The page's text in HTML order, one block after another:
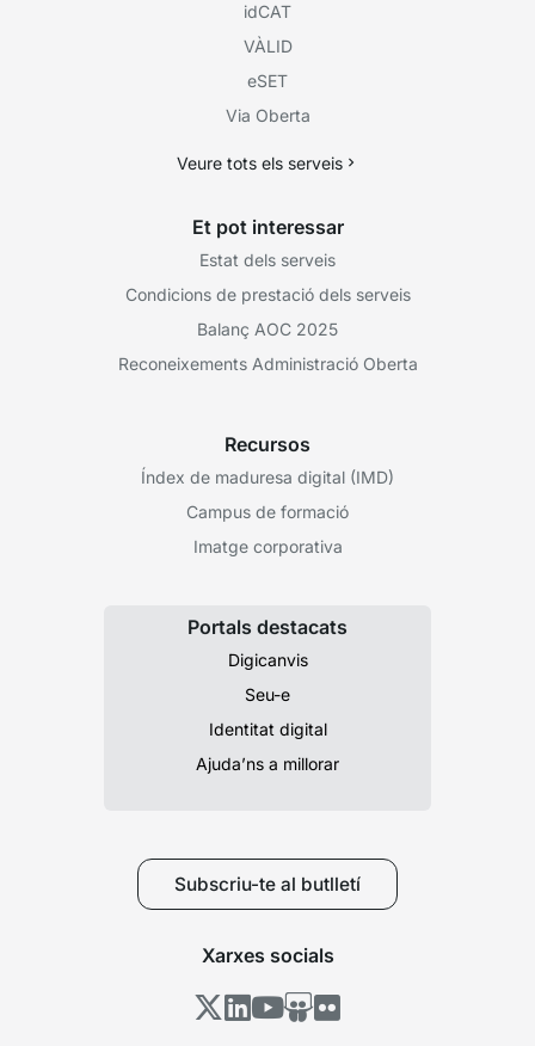
idCAT
VÀLID
eSET
Via Oberta
Veure tots els serveis
Et pot interessar
Estat dels serveis
Condicions de prestació dels serveis
Balanç AOC 2025
Reconeixements Administració Oberta
Recursos
Índex de maduresa digital (IMD)
Campus de formació
Imatge corporativa
Portals destacats
Digicanvis
Seu-e
Identitat digital
Ajuda’ns a millorar
Subscriu-te al butlletí
Xarxes socials